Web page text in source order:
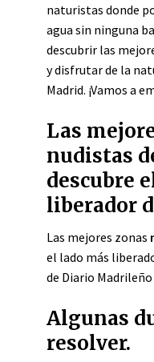
naturistas donde
agua sin ninguna
descubrir las
y disfrutar de la
Madrid. ¡Vamos a
Las
nudistas
descubre
liberador
Las mejores zonas
el lado más
de Diario Madrileño
Algunas
resolver.